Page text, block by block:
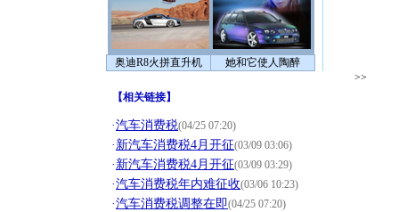
奥迪R8火拼直升机 她和它使人陶醉
>>
【相关链接】
·汽车消费税(04/25 07:20)
· 新汽车消费税4月开征(03/09 03:06)
· 新汽车消费税4月开征(03/09 03:29)
·汽车消费税年内难征收(03/06 10:23)
·汽车消费税调整在即(04/25 07:20)